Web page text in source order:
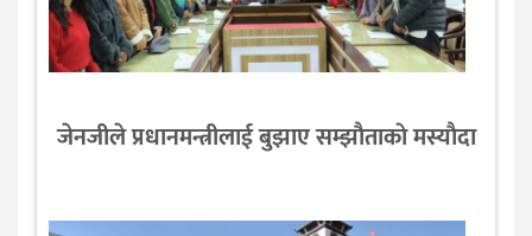
जेनजीले प्रधानमन्त्रीलाई बुझाए सम्झाैताकाे मस्याैदा